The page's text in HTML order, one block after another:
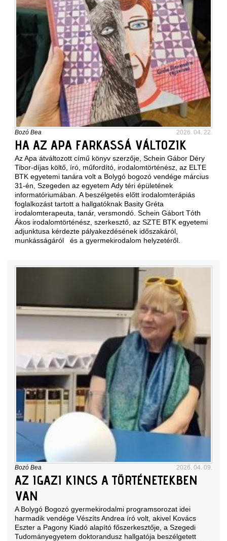
Bozó Bea 2026. 04. 22.
HA AZ APA FARKASSÁ VÁLTOZIK
Az Apa átváltozott című könyv szerzője, Schein Gábor Déry
Tibor-díjas költő, író, műfordító, irodalomtörténész, az ELTE
BTK egyetemi tanára volt a Bolygó bogozó vendége március
31-én, Szegeden az egyetem Ady téri épületének
informatóriumában. A beszélgetés előtt irodalomterápiás
foglalkozást tartott a hallgatóknak Basity Gréta
irodalomterapeuta, tanár, versmondó. Schein Gábort Tóth
Ákos irodalomtörténész, szerkesztő, az SZTE BTK egyetemi
adjunktusa kérdezte pályakezdésének időszakáról,
munkásságáról és a gyermekirodalom helyzetéről.
Bozó Bea 2026. 04. 09.
AZ IGAZI KINCS A TÖRTÉNETEKBEN
VAN
A Bolygó Bogozó gyermekirodalmi programsorozat idei
harmadik vendége Vészíts Andrea író volt, akivel Kovács
Eszter a Pagony Kiadó alapító főszerkesztője, a Szegedi
Tudományegyetem doktorandusz hallgatója beszélgetett